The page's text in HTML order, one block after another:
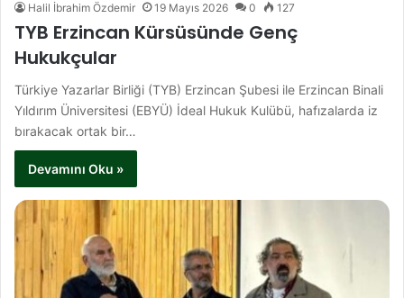
Halil İbrahim Özdemir 19 Mayıs 2026 0 127
TYB Erzincan Kürsüsünde Genç
Hukukçular
Türkiye Yazarlar Birliği (TYB) Erzincan Şubesi ile Erzincan Binali
Yıldırım Üniversitesi (EBYÜ) İdeal Hukuk Kulübü, hafızalarda iz
bırakacak ortak bir…
Devamını Oku »